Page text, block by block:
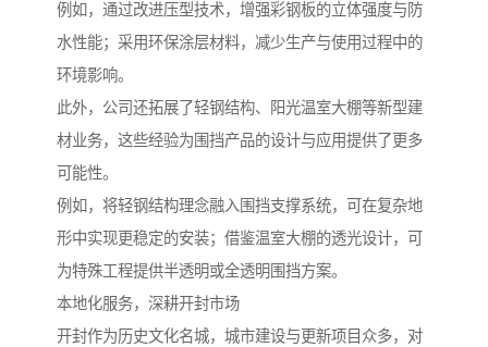
例如，通过改进压型技术，增强彩钢板的立体强度与防
水性能；采用环保涂层材料，减少生产与使用过程中的
环境影响。
此外，公司还拓展了轻钢结构、阳光温室大棚等新型建
材业务，这些经验为围挡产品的设计与应用提供了更多
可能性。
例如，将轻钢结构理念融入围挡支撑系统，可在复杂地
形中实现更稳定的安装；借鉴温室大棚的透光设计，可
为特殊工程提供半透明或全透明围挡方案。
本地化服务，深耕开封市场
开封作为历史文化名城，城市建设与更新项目众多，对